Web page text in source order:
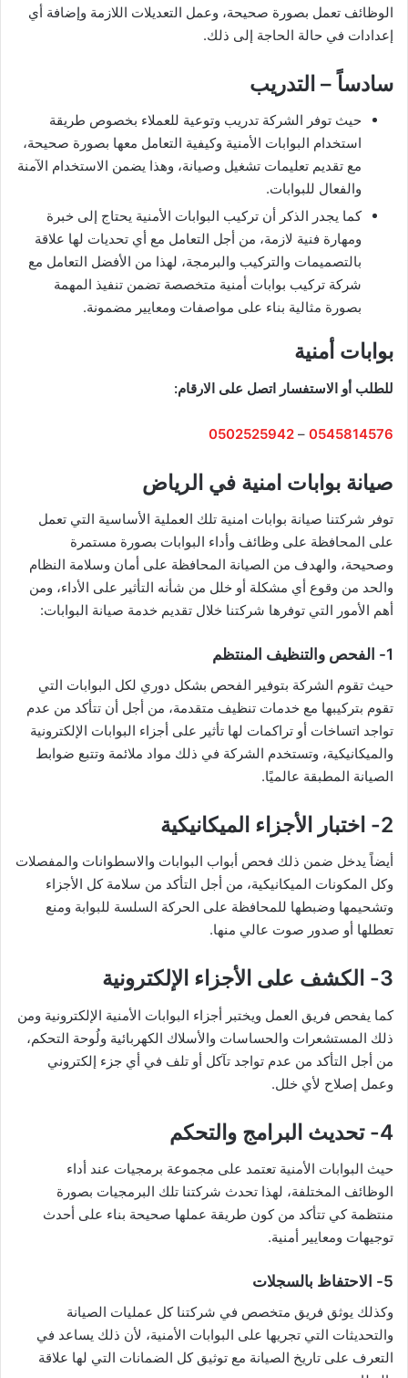
الوظائف تعمل بصورة صحيحة، وعمل التعديلات اللازمة وإضافة أي
إعدادات في حالة الحاجة إلى ذلك.
سادساً – التدريب
حيث توفر الشركة تدريب وتوعية للعملاء بخصوص طريقة
استخدام البوابات الأمنية وكيفية التعامل معها بصورة صحيحة،
مع تقديم تعليمات تشغيل وصيانة، وهذا يضمن الاستخدام الآمنة
والفعال للبوابات.
كما يجدر الذكر أن تركيب البوابات الأمنية يحتاج إلى خبرة
ومهارة فنية لازمة، من أجل التعامل مع أي تحديات لها علاقة
بالتصميمات والتركيب والبرمجة، لهذا من الأفضل التعامل مع
شركة تركيب بوابات أمنية متخصصة تضمن تنفيذ المهمة
بصورة مثالية بناء على مواصفات ومعايير مضمونة.
بوابات أمنية
للطلب أو الاستفسار اتصل على الارقام:
0545814576
–
0502525942
صيانة بوابات امنية في الرياض
توفر شركتنا صيانة بوابات امنية تلك العملية الأساسية التي تعمل
على المحافظة على وظائف وأداء البوابات بصورة مستمرة
وصحيحة، والهدف من الصيانة المحافظة على أمان وسلامة النظام
والحد من وقوع أي مشكلة أو خلل من شأنه التأثير على الأداء، ومن
أهم الأمور التي توفرها شركتنا خلال تقديم خدمة صيانة البوابات:
1- الفحص والتنظيف المنتظم
حيث تقوم الشركة بتوفير الفحص بشكل دوري لكل البوابات التي
تقوم بتركيبها مع خدمات تنظيف متقدمة، من أجل أن تتأكد من عدم
تواجد اتساخات أو تراكمات لها تأثير على أجزاء البوابات الإلكترونية
والميكانيكية، وتستخدم الشركة في ذلك مواد ملائمة وتتبع ضوابط
الصيانة المطبقة عالميًا.
2- اختبار الأجزاء الميكانيكية
أيضاً يدخل ضمن ذلك فحص أبواب البوابات والاسطوانات والمفصلات
وكل المكونات الميكانيكية، من أجل التأكد من سلامة كل الأجزاء
وتشحيمها وضبطها للمحافظة على الحركة السلسة للبوابة ومنع
تعطلها أو صدور صوت عالي منها.
3- الكشف على الأجزاء الإلكترونية
كما يفحص فريق العمل ويختبر أجزاء البوابات الأمنية الإلكترونية ومن
ذلك المستشعرات والحساسات والأسلاك الكهربائية ولُوحة التحكم،
من أجل التأكد من عدم تواجد تآكل أو تلف في أي جزء إلكتروني
وعمل إصلاح لأي خلل.
4- تحديث البرامج والتحكم
حيث البوابات الأمنية تعتمد على مجموعة برمجيات عند أداء
الوظائف المختلفة، لهذا تحدث شركتنا تلك البرمجيات بصورة
منتظمة كي تتأكد من كون طريقة عملها صحيحة بناء على أحدث
توجيهات ومعايير أمنية.
5- الاحتفاظ بالسجلات
وكذلك يوثق فريق متخصص في شركتنا كل عمليات الصيانة
والتحديثات التي تجريها على البوابات الأمنية، لأن ذلك يساعد في
التعرف على تاريخ الصيانة مع توثيق كل الضمانات التي لها علاقة